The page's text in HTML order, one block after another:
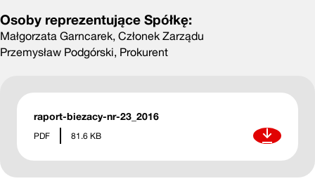
Osoby reprezentujące Spółkę:
Małgorzata Garncarek, Członek Zarządu
Przemysław Podgórski, Prokurent
raport-biezacy-nr-23_2016
PDF 81.6 KB Pobierz